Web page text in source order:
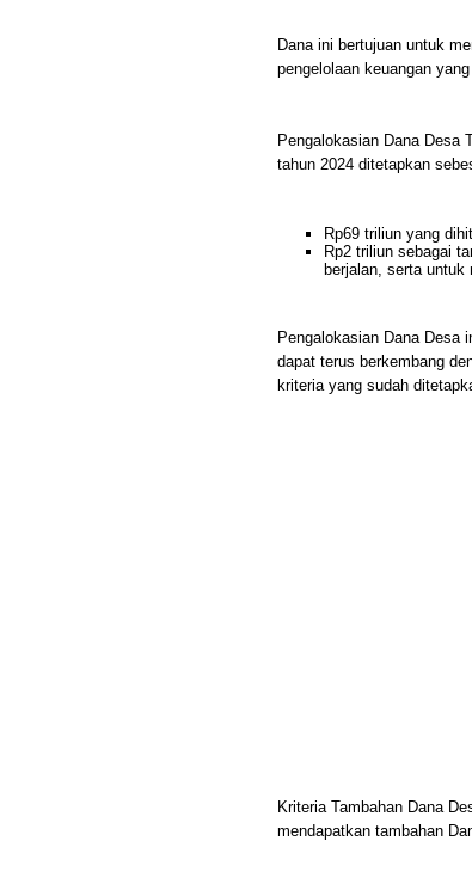
Dana ini bertujuan untuk
pengelolaan keuangan
Pengalokasian Dana Desa
tahun 2024 ditetapkan
Rp69 triliun yang
Rp2 triliun sebagai
berjalan, serta
Pengalokasian Dana Desa
dapat terus berkembang
kriteria yang sudah
Kriteria Tambahan Dana
mendapatkan tambahan